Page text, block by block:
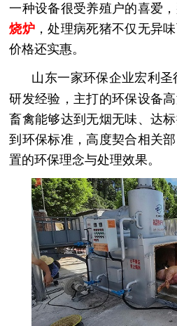
一种设备很受养殖户的喜爱
烧炉 ，处理病死猪不仅无异
价格还实惠。
山东一家环保企业宏利圣
研发经验，主打的环保设备
畜禽能够达到无烟无味、达
到环保标准，高度契合相关
置的环保理念与处理效果。